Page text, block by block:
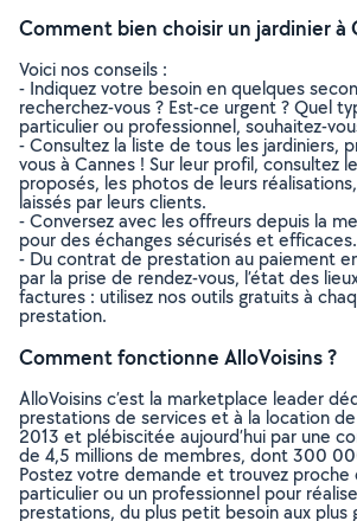
Comment bien choisir un jardinier à
Voici nos conseils :
- Indiquez votre besoin en quelques
recherchez-vous ? Est-ce urgent ? Quel
particulier ou professionnel, souhaitez-
- Consultez la liste de tous les jardiniers,
vous à Cannes ! Sur leur profil, consultez
proposés, les photos de leurs
laissés par leurs clients.
- Conversez avec les offreurs depuis la
pour des échanges sécurisés et efficaces.
- Du contrat de prestation au paiement
par la prise de rendez-vous, l’état des
factures : utilisez nos outils gratuits à
prestation.
Comment fonctionne AlloVoisins ?
AlloVoisins c’est la marketplace leader
prestations de services et à la location
2013 et plébiscitée aujourd’hui par une
de 4,5 millions de membres, dont 300
Postez votre demande et trouvez proche
particulier ou un professionnel pour
prestations, du plus petit besoin aux plus